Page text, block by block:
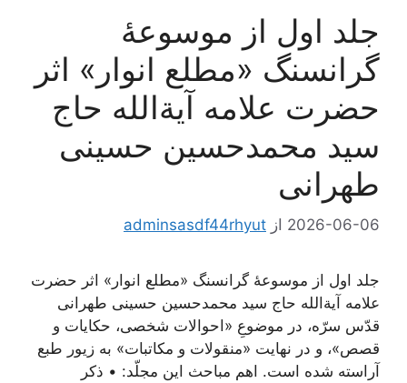
جلد اول از موسوعۀ
گرانسنگ «مطلع انوار» اثر
حضرت علامه آیة‌الله حاج
سید محمدحسین حسینی
طهرانی
2026-06-06 از adminsasdf44rhyut
جلد اول از موسوعۀ گرانسنگ «مطلع انوار» اثر حضرت
علامه آیة‌الله حاج سید محمدحسین حسینی طهرانی
قدّس سرّه، در موضوعِ «احوالات شخصی، حکایات و
قصص»، و در نهایت «منقولات و مکاتبات» به زیور طبع
آراسته شده است. اهم مباحث این مجلّد: • ذکر